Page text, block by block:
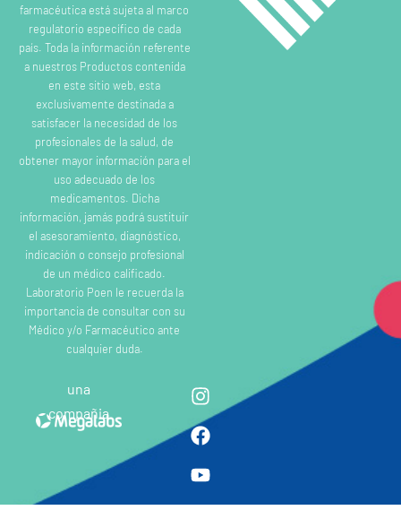
farmacéutica está sujeta al marco
regulatorio específico de cada
país. Toda la información referente
a nuestros Productos contenida
en este sitio web, esta
exclusivamente destinada a
satisfacer la necesidad de los
profesionales de la salud, de
obtener mayor información para el
uso adecuado de los
medicamentos. Dicha
información, jamás podrá sustituir
el asesoramiento, diagnóstico,
indicación o consejo profesional
de un médico calificado.
Laboratorio Poen le recuerda la
importancia de consultar con su
Médico y/o Farmacéutico ante
cualquier duda.
una
compañia